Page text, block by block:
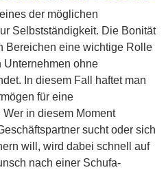
der möglichen
Selbstständigkeit. Die Bonität
Bereichen eine wichtige Rolle
Unternehmen ohne
In diesem Fall haftet man
für eine
in diesem Moment
sucht oder sich
will, wird dabei schnell auf
nach einer Schufa-